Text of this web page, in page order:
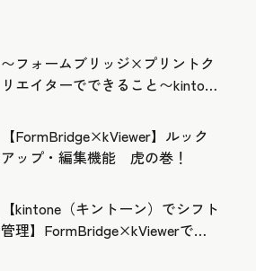
〜フォームブリッジ×プリントク
リエイターでできること〜kintone
【FormBridge×kViewer】ルック
アップ・編集機能 虎の巻！
【kintone（キントーン）でシフト
管理】FormBridge×kViewerで作